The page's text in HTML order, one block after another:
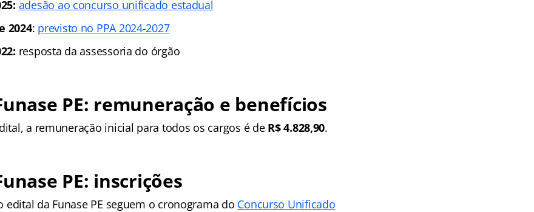
adesão ao concurso unificado estadual
2024: previsto no PPA 2024-2027
resposta da assessoria do órgão
PE: remuneração e benefícios
a remuneração inicial para todos os cargos é de R$ 4.828,90.
PE: inscrições
edital da Funase PE seguem o cronograma do Concurso Unificado